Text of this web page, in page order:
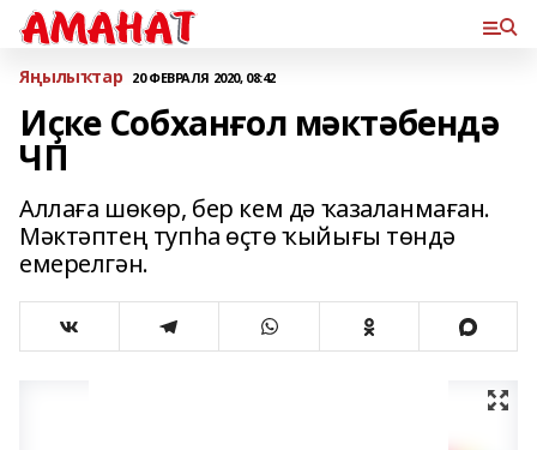
Яңылыҡтар 20 ФЕВРАЛЯ 2020, 08:42
Иҫке Собханғол мәктәбендә
ЧП
Аллаға шөкөр, бер кем дә ҡазаланмаған.
Мәктәптең тупһа өҫтө ҡыйығы төндә
емерелгән.